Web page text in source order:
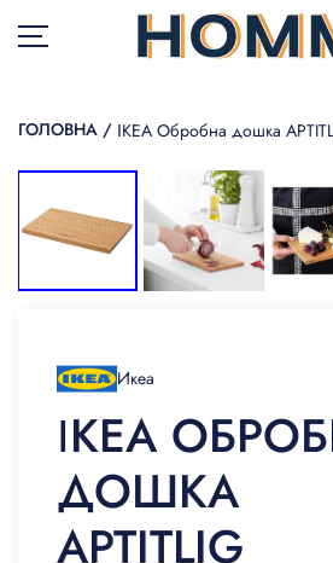
В НАЯВНОСТІ
САД І БАЛКОН
МЕБЛІ
ТЕКСТИЛЬ
ГОРЩИКИ І РОСЛИНИ
ДЕКОР
ГОЛОВНА / ІКЕА Обробна дошка
Икеа
ІКЕА
ДОШКА
APTITLIG